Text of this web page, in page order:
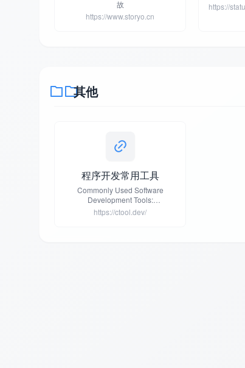
故
https://www.storyo.cn
其他
程序开发常用工具
Commonly Used Software
Development Tools:
Hash/Encrypt/Decrypt/Code
Convert/Timestamp/Qrcode/IP
https://ctool.dev/